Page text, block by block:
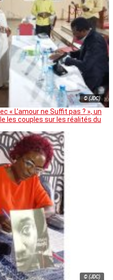
© (JDC)
« L’amour ne Suffit pas ? », un
les couples sur les réalités du
© (JDC)